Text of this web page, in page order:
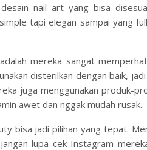
nail artyang bisa
tapi elegan sampai yang
mereka sangat
disterilkan dengan baik,
juga menggunakan produk-
awet dan nggak mudah rusak.
bisa jadi pilihan yang tepat.
lupa cek Instagram